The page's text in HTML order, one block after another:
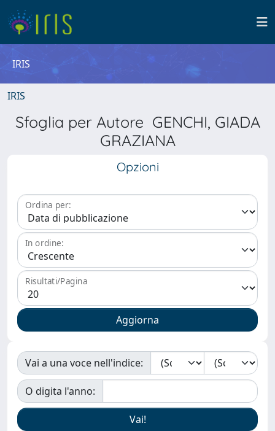
IRIS
IRIS
Sfoglia per Autore GENCHI, GIADA
GRAZIANA
Opzioni
Ordina per:
In ordine:
Risultati/Pagina
Vai a una voce nell'indice:
O digita l'anno: